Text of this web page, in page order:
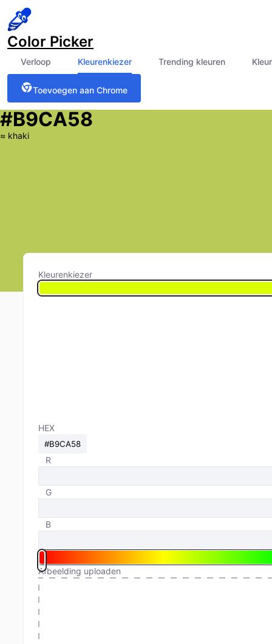
Color Picker
Verloop Kleurenkiezer Trending kleuren
Toevoegen aan Chrome
#B9CA58
≈ khaki
Kleurenkiezer
HEX
R
G
B
Afbeelding uploaden